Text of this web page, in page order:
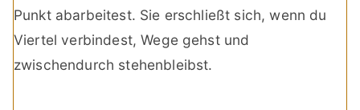
Punkt abarbeitest. Sie erschließt sich, wenn du
Viertel verbindest, Wege gehst und
zwischendurch stehenbleibst.